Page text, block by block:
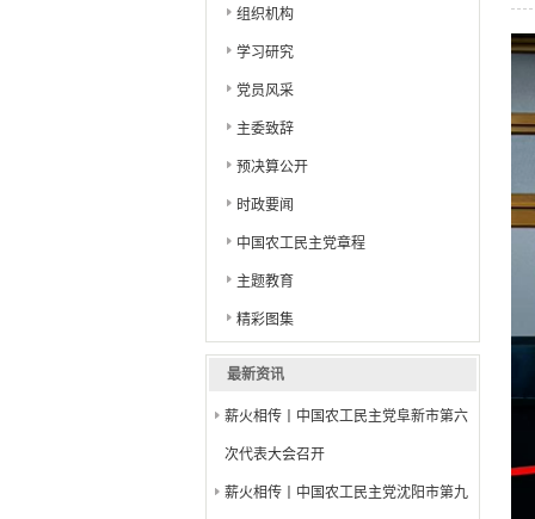
组织机构
学习研究
党员风采
主委致辞
预决算公开
时政要闻
中国农工民主党章程
主题教育
精彩图集
最新资讯
薪火相传丨中国农工民主党阜新市第六
次代表大会召开
薪火相传丨中国农工民主党沈阳市第九